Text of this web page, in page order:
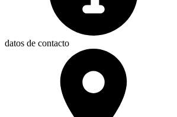
datos de contacto